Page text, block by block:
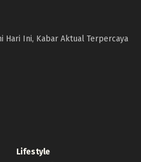
Hari Ini, Kabar Aktual Terpercaya
Lifestyle